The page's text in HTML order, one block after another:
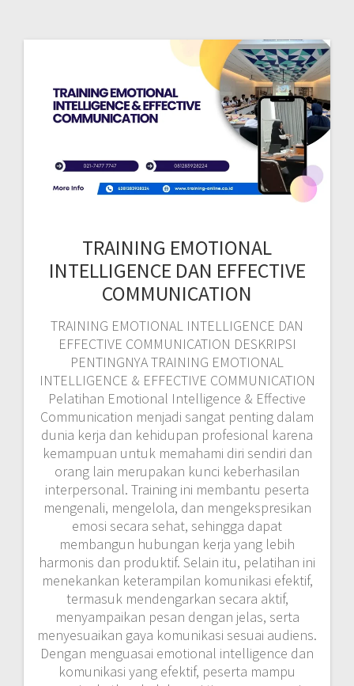
TRAINING EMOTIONAL
INTELLIGENCE DAN EFFECTIVE
COMMUNICATION
TRAINING EMOTIONAL INTELLIGENCE DAN
EFFECTIVE COMMUNICATION DESKRIPSI
PENTINGNYA TRAINING EMOTIONAL
INTELLIGENCE & EFFECTIVE COMMUNICATION
Pelatihan Emotional Intelligence & Effective
Communication menjadi sangat penting dalam
dunia kerja dan kehidupan profesional karena
kemampuan untuk memahami diri sendiri dan
orang lain merupakan kunci keberhasilan
interpersonal. Training ini membantu peserta
mengenali, mengelola, dan mengekspresikan
emosi secara sehat, sehingga dapat
membangun hubungan kerja yang lebih
harmonis dan produktif. Selain itu, pelatihan ini
menekankan keterampilan komunikasi efektif,
termasuk mendengarkan secara aktif,
menyampaikan pesan dengan jelas, serta
menyesuaikan gaya komunikasi sesuai audiens.
Dengan menguasai emotional intelligence dan
komunikasi yang efektif, peserta mampu